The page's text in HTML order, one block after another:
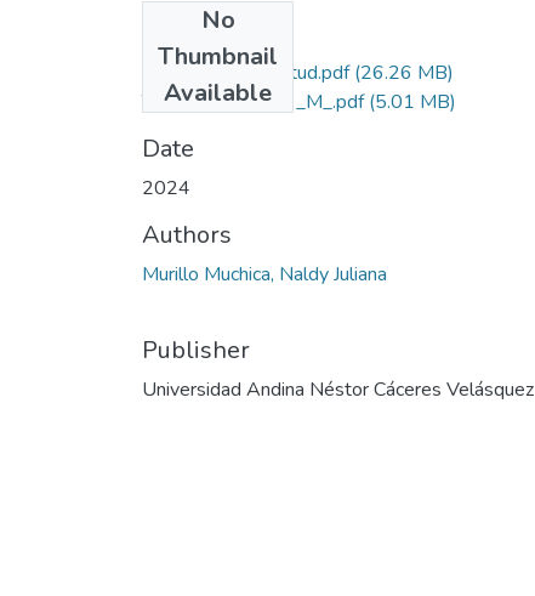
No
Thumbnail
Available
Grado de Similitud.pdf(26.26 MB)
T036_70235919_M_.pdf(5.01 MB)
Date
2024
Authors
Murillo Muchica, Naldy Juliana
Publisher
Universidad Andina Néstor Cáceres Velásquez